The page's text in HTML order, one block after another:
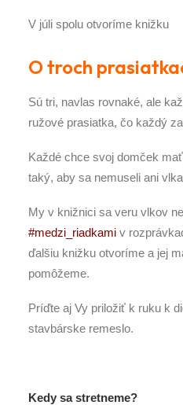
V júli spolu otvoríme knižku
O troch
Sú tri, navlas rovnaké, ale
ružové prasiatka, čo každý
Každé chce svoj domček
taký, aby sa nemuseli ani
My v knižnici sa veru vlkov
#medzi_riadkami v
ďalšiu knižku otvoríme a jej
pomôžeme.
Príďte aj Vy priložiť k ruku k
stavbárske remeslo.
Kedy sa stretneme?